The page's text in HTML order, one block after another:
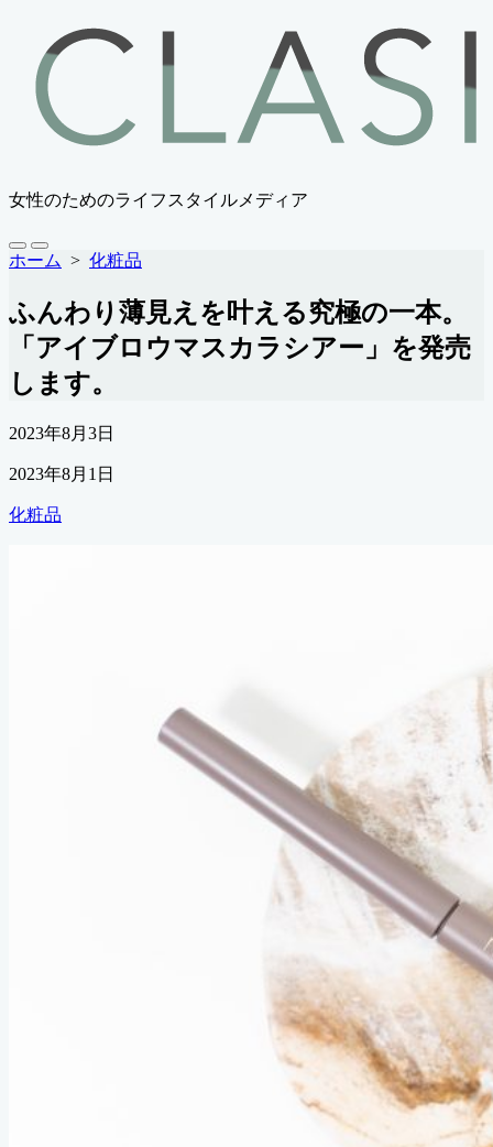
ッ
女性のためのライフスタイルメディア
検
索
り
替
え
メ
ニ
ー
ホーム > 化粧品
ふんわり薄見えを叶える究極の一本。
「アイブロウマスカラシアー」を発売
します。
公
日
2023年8月3日
最
更
2023年8月1日
カ
化粧品